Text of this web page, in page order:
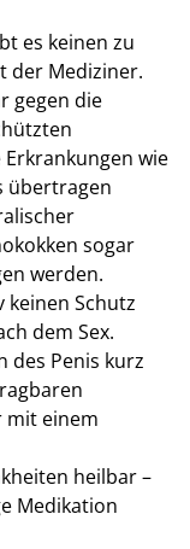
es keinen zu
der Mediziner.
gegen die
wie
übertragen
sogar
werden.
Schutz
dem Sex.
des Penis kurz
mit einem
heilbar –
Medikation